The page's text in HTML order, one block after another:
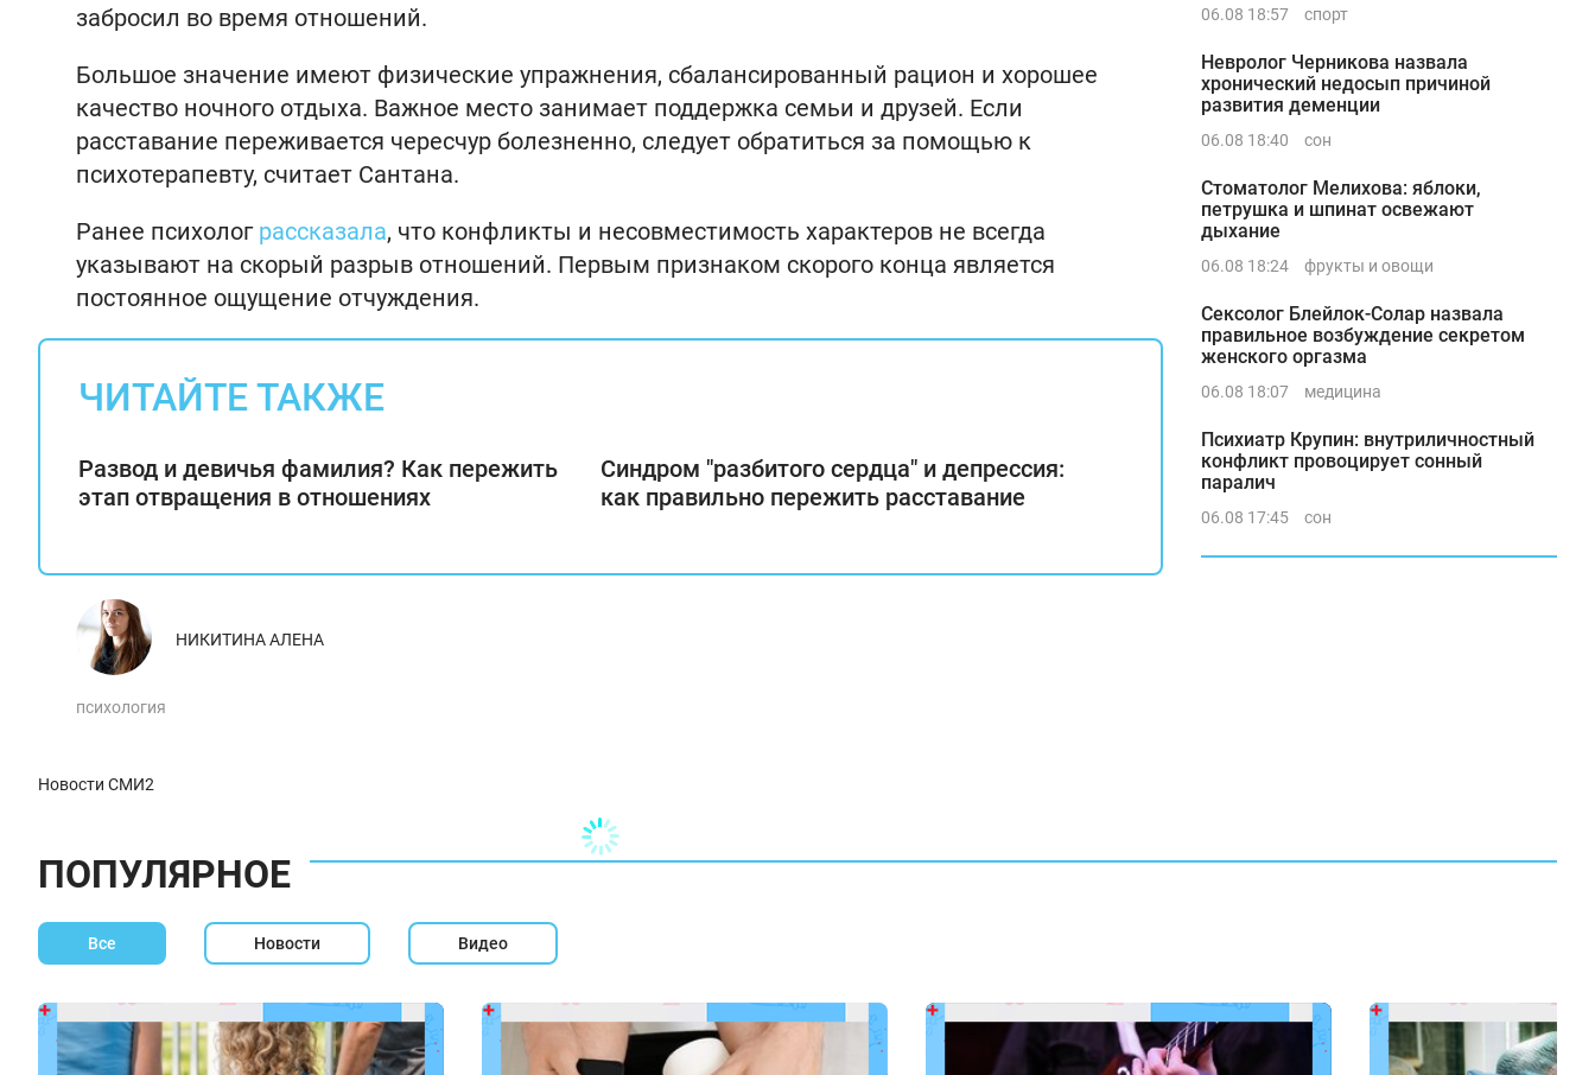
забросил во время отношений.
Большое значение имеют физические упражнения, сбалансированный рацион и хорошее
качество ночного отдыха. Важное место занимает поддержка семьи и друзей. Если
расставание переживается чересчур болезненно, следует обратиться за помощью к
психотерапевту, считает Сантана.
Ранее психолог рассказала, что конфликты и несовместимость характеров не всегда
указывают на скорый разрыв отношений. Первым признаком скорого конца является
постоянное ощущение отчуждения.
ЧИТАЙТЕ ТАКЖЕ
Развод и девичья фамилия? Как пережить
этап отвращения в отношениях
Синдром "разбитого сердца" и депрессия:
как правильно пережить расставание
НИКИТИНА АЛЕНА
психология
Новости СМИ2
06.08 18:57 спорт
Невролог Черникова назвала
хронический недосып причиной
развития деменции
06.08 18:40 сон
Стоматолог Мелихова: яблоки,
петрушка и шпинат освежают
дыхание
06.08 18:24 фрукты и овощи
Сексолог Блейлок-Солар назвала
правильное возбуждение секретом
женского оргазма
06.08 18:07 медицина
Психиатр Крупин: внутриличностный
конфликт провоцирует сонный
паралич
06.08 17:45 сон
ПОПУЛЯРНОЕ
Все Новости Видео